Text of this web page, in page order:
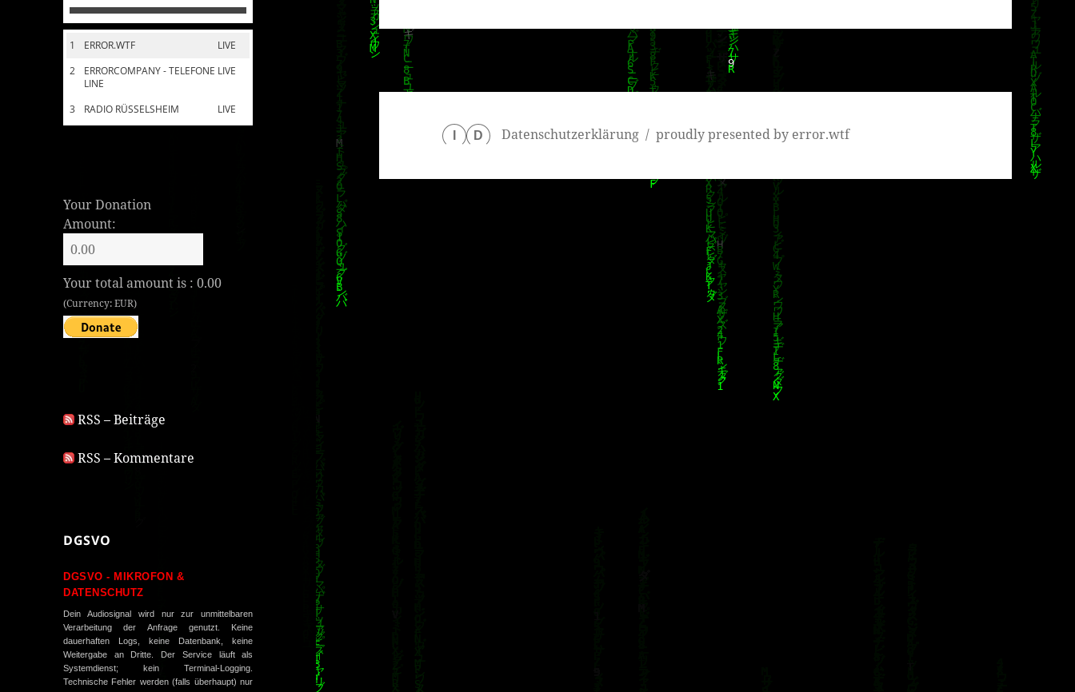
1 LIVE
ERROR.WTF
2
LIVE
ERRORCOMPANY - TELEFONE
LINE
3
LIVE
RADIO RÜSSELSHEIM
Your Donation
Amount:
Your total amount is :0.00
(Currency: EUR)
RSS – Beiträge
RSS – Kommentare
DGSVO
DGSVO - MIKROFON &
DATENSCHUTZ
Dein Audiosignal wird nur zur unmittelbaren
Verarbeitung der Anfrage genutzt. Keine
dauerhaften Logs, keine Datenbank, keine
Weitergabe an Dritte. Der Service läuft als
Systemdienst; kein Terminal-Logging.
Technische Fehler werden (falls überhaupt) nur
D Datenschutzerklärung proudly presented by error.wtf